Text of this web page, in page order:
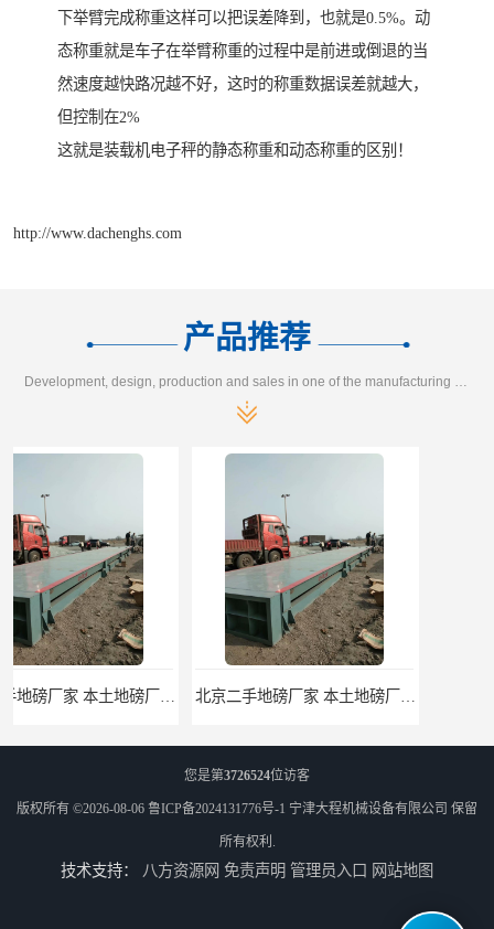
下举臂完成称重这样可以把误差降到，也就是0.5%。动
态称重就是车子在举臂称重的过程中是前进或倒退的当
然速度越快路况越不好，这时的称重数据误差就越大，
但控制在2%
这就是装载机电子秤的静态称重和动态称重的区别！
http://www.dachenghs.com
产品推荐
北京二手地磅厂家 本土地磅厂100秒报价
您是第3726524位访客
版权所有 ©2026-08-06 鲁ICP备2024131776号-1 宁津大程机械设备有限公司 保留
所有权利.
技术支持： 八方资源网 免责声明 管理员入口 网站地图